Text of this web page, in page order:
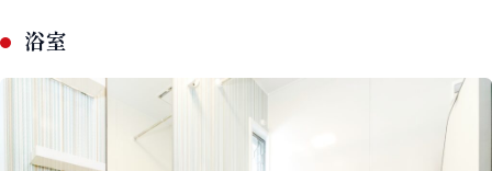
浴室